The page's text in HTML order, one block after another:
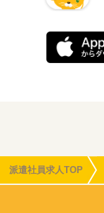
派遣社員求人TOP